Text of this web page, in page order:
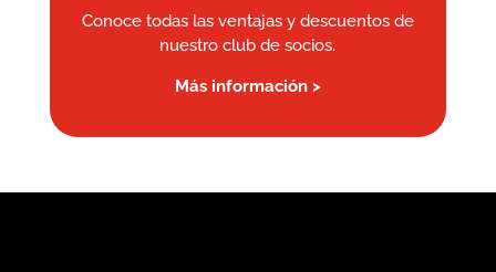
Conoce todas las ventajas y descuentos de
nuestro club de socios.
Más información >